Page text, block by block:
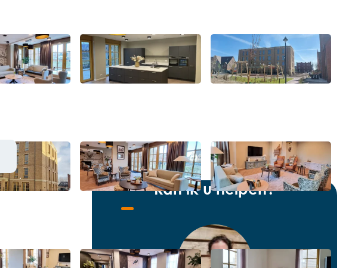
Open de lightbox Open de lightbox Open de lightbox
Open de lightbox Open de lightbox Open de lightbox
Kan ik u helpen?